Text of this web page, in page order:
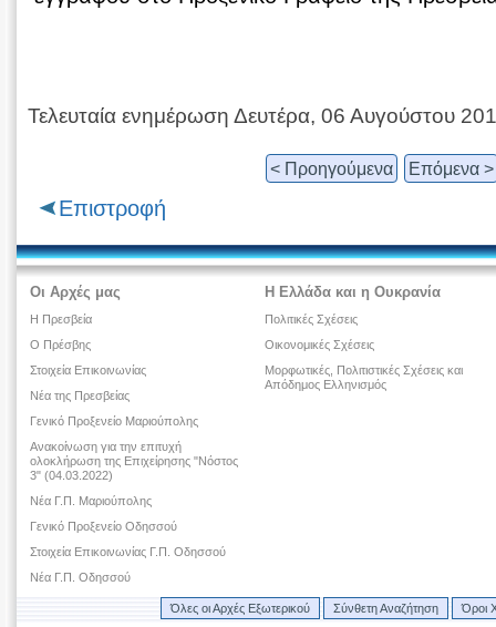
Τελευταία ενημέρωση Δευτέρα, 06 Αυγούστου
< Προηγούμενα Επόμενα >
Επιστροφή
Οι Αρχές μας
Η Πρεσβεία
Ο Πρέσβης
Στοιχεία Επικοινωνίας
Νέα της Πρεσβείας
Γενικό Προξενείο Μαριούπολης
Ανακοίνωση για την επιτυχή
ολοκλήρωση της Επιχείρησης "Νόστος
3" (04.03.2022)
Νέα Γ.Π. Μαριούπολης
Γενικό Προξενείο Οδησσού
Στοιχεία Επικοινωνίας Γ.Π. Οδησσού
Νέα Γ.Π. Οδησσού
Η Ελλάδα και η Ουκρανία
Πολιτικές Σχέσεις
Οικονομικές Σχέσεις
Μορφωτικές, Πολιτιστικές Σχέσεις και
Απόδημος Ελληνισμός
Όλες οι Αρχές Εξωτερικού Σύνθετη Αναζήτηση Όροι